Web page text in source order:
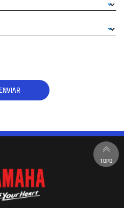
ENVIAR
TOPO